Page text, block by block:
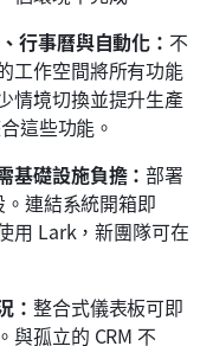
行事曆與自動化： 不
工作空間將所有功能
情境切換並提升生產
這些功能。
基礎設施負擔：部署
連結系統開箱即
用 Lark，新團隊可在
： 整合式儀表板可即
與孤立的 CRM 不